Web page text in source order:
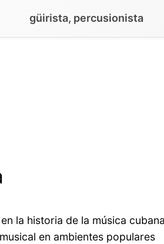
güirista, percusionista
en la historia de la música
en ambientes populares